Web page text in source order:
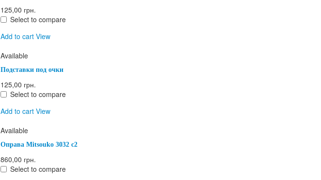
125,00 грн.
Select to compare
Add to cart View
Available
Подставки под очки
125,00 грн.
Select to compare
Add to cart View
Available
Оправа Mitsouko 3032 c2
860,00 грн.
Select to compare